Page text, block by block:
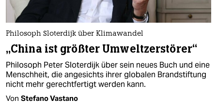
Philosoph Sloterdijk über Klimawandel
„China ist größter Umweltzerstörer“
Philosoph Peter Sloterdijk über sein neues Buch und eine
Menschheit, die angesichts ihrer globalen Brandstiftung
nicht mehr gerechtfertigt werden kann.
Von Stefano Vastano